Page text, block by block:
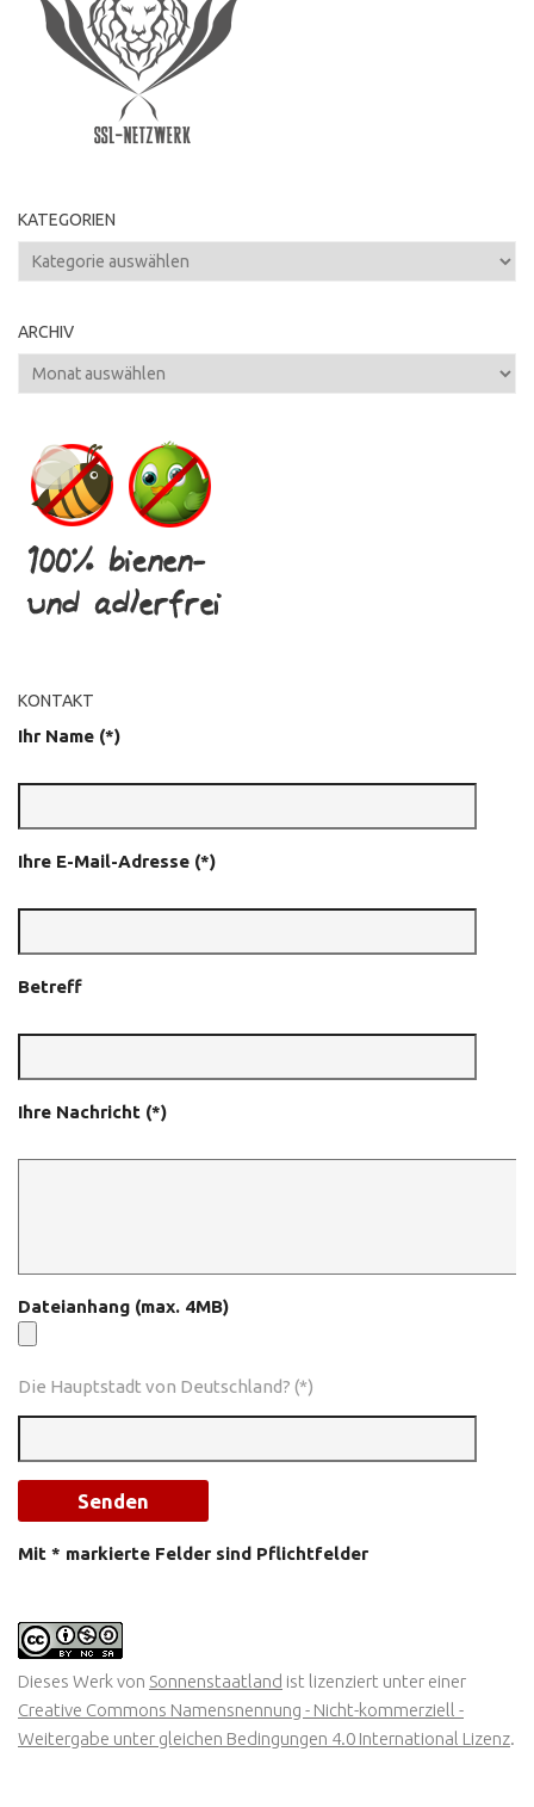
KATEGORIEN
Kategorien
ARCHIV
Archiv
KONTAKT
Ihr Name (*)
Ihre E-Mail-Adresse (*)
Betreff
Ihre Nachricht (*)
Dateianhang (max. 4MB)
Die Hauptstadt von Deutschland? (*)
Mit * markierte Felder sind Pflichtfelder
Dieses Werk von Sonnenstaatland ist lizenziert unter einer
Creative Commons Namensnennung - Nicht-kommerziell -
Weitergabe unter gleichen Bedingungen 4.0 International Lizenz.